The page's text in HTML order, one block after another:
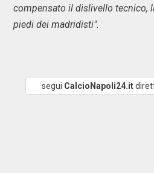
compensato il dislivello tecnico,
piedi dei madridisti".
segui CalcioNapoli24.it